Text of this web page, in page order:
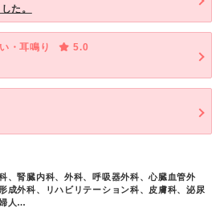
た。
・耳鳴り
5.0
、腎臓内科、外科、呼吸器外科、心臓血管外
成外科、リハビリテーション科、皮膚科、泌尿
人…